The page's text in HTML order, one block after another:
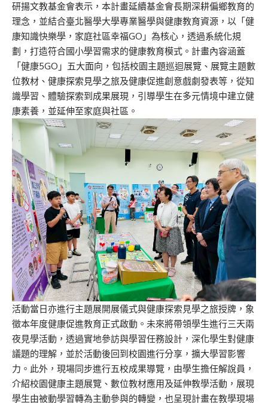
研揚文教基金會表示，本計畫延續基金會長期深耕偏鄉教育的
理念，並結合臺北醫學大學專業醫學與健康教育資源，以「健
康知識快樂學，家庭社區幸福GO」為核心，透過系統化規
劃，打造符合國小學習需求的健康教育模式。計畫內容涵蓋
「健康5GO」五大面向，包括校園主題巡迴展覽、展覽主題數
位教材、健康探索見學之旅及健康促進創意戲劇發表等，從知
識學習、體驗探索到成果展現，引導學生在多元情境中建立健
康素養，並延伸至家庭與社區。
活動當日亦進行主題展開展儀式與健康探索見學之旅授牌，象
徵本年度健康促進教育正式啟動。未來將帶領學生進行三天兩
夜見學活動，透過實地參訪與學習任務設計，深化學生對健康
議題的理解，並於活動後回到校園進行分享，擴大學習影響
力。此外，現場同步進行五校成果導覽，由學生擔任解說員，
介紹校園健康主題展覽、數位教材應用及延伸教學活動，展現
學生由被動學習轉為主動參與的轉變，也呈現計畫在教學現場